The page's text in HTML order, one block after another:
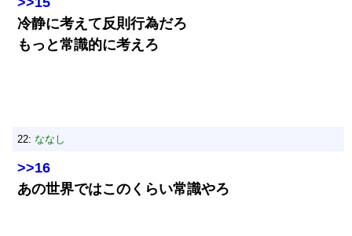
冷静に考えて反則行為だろ
もっと常識的に考えろ
22: ななし
>>16
あの世界ではこのくらい常識やろ